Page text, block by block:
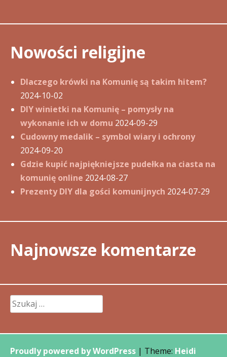
Nowości religijne
Dlaczego krówki na Komunię są takim hitem?
2024-10-02
DIY winietki na Komunię – pomysły na
wykonanie ich w domu 2024-09-29
Cudowny medalik – symbol wiary i ochrony
2024-09-20
Gdzie kupić najpiękniejsze pudełka na ciasta na
komunię online 2024-08-27
Prezenty DIY dla gości komunijnych 2024-07-29
Najnowsze komentarze
Szukaj:
Proudly powered by WordPress | Theme: Heidi